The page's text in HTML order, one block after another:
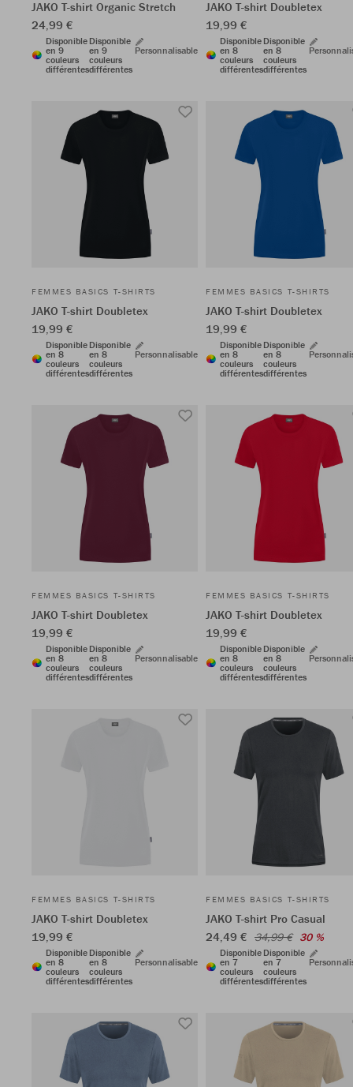
JAKO T-shirt Organic Stretch
24,99 €
Disponible
en 9
couleurs
différentes
Disponible
en 9
couleurs
différentes
Personnalisable
JAKO T-shirt Doubletex
19,99 €
Disponible
en 8
couleurs
différentes
Disponible
en 8
couleurs
différentes
FEMMES BASICS T-SHIRTS
JAKO T-shirt Doubletex
19,99 €
Disponible
en 8
couleurs
différentes
Disponible
en 8
couleurs
différentes
Personnalisable
FEMMES BASICS T-SHIRTS
JAKO T-shirt Doubletex
19,99 €
Disponible
en 8
couleurs
différentes
Disponible
en 8
couleurs
différentes
FEMMES BASICS T-SHIRTS
JAKO T-shirt Doubletex
19,99 €
Disponible
en 8
couleurs
différentes
Disponible
en 8
couleurs
différentes
Personnalisable
FEMMES BASICS T-SHIRTS
JAKO T-shirt Doubletex
19,99 €
Disponible
en 8
couleurs
différentes
Disponible
en 8
couleurs
différentes
FEMMES BASICS T-SHIRTS
JAKO T-shirt Doubletex
19,99 €
Disponible
en 8
couleurs
différentes
Disponible
en 8
couleurs
différentes
Personnalisable
FEMMES BASICS T-SHIRTS
JAKO T-shirt Pro Casual
24,49 € 34,99 € 30 %
Disponible
en 7
couleurs
différentes
Disponible
en 7
couleurs
différentes